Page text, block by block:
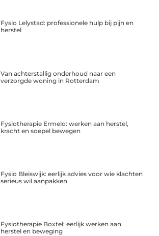
Fysio Lelystad: professionele hulp bij pijn en
herstel
Van achterstallig onderhoud naar een
verzorgde woning in Rotterdam
Fysiotherapie Ermelo: werken aan herstel,
kracht en soepel bewegen
Fysio Bleiswijk: eerlijk advies voor wie klachten
serieus wil aanpakken
Fysiotherapie Boxtel: eerlijk werken aan
herstel en beweging